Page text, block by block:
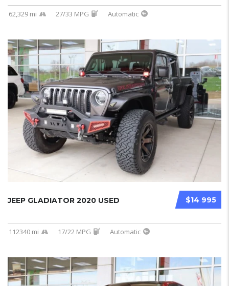
62,329 mi 27/33 MPG Automatic
$14 995
JEEP GLADIATOR 2020 USED
112340 mi 17/22 MPG Automatic